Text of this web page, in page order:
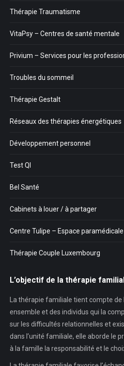
Thérapie Traumatisme
VitaPsy – Centres de santé mentale
Privium – Services pour les
Troubles du sommeil
Thérapie Gestalt
Réseaux des thérapies énergétiques
Développement personnel
Test QI
Bel Santé
Cabinets à louer / à partager
Centre Tulipe – Espace paramédicale
Thérapie Couple Luxembourg
L’objectif de la thérapie
La thérapie familiale tient compte
ensemble et des individus qui la
sur les difficultés relationnelles et
dans l’unité familiale, elle aborde le
à la famille la responsabilité et le